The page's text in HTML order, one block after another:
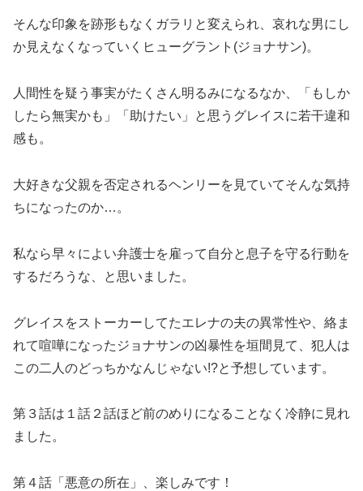
そんな印象を跡形もなくガラリと変えられ、哀れな男にし
か見えなくなっていくヒューグラント(ジョナサン)。
人間性を疑う事実がたくさん明るみになるなか、「もしか
したら無実かも」「助けたい」と思うグレイスに若干違和
感も。
大好きな父親を否定されるヘンリーを見ていてそんな気持
ちになったのか…。
私なら早々によい弁護士を雇って自分と息子を守る行動を
するだろうな、と思いました。
グレイスをストーカーしてたエレナの夫の異常性や、絡ま
れて喧嘩になったジョナサンの凶暴性を垣間見て、犯人は
この二人のどっちかなんじゃない!?と予想しています。
第３話は１話２話ほど前のめりになることなく冷静に見れ
ました。
第４話「悪意の所在」、楽しみです！